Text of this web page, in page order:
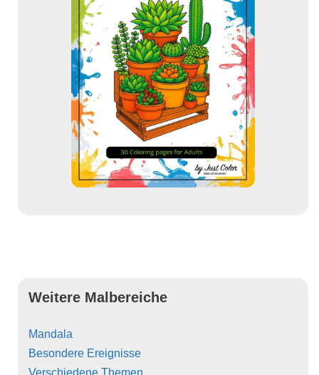
Weitere Malbereiche
Mandala
Besondere Ereignisse
Verschiedene Themen